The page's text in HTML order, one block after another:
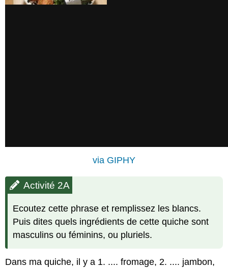
via GIPHY
Activité 2A
Ecoutez cette phrase et remplissez les blancs.
Puis dites quels ingrédients de cette quiche sont
masculins ou féminins, ou pluriels.
Dans ma quiche, il y a 1. .... fromage, 2. .... jambon,